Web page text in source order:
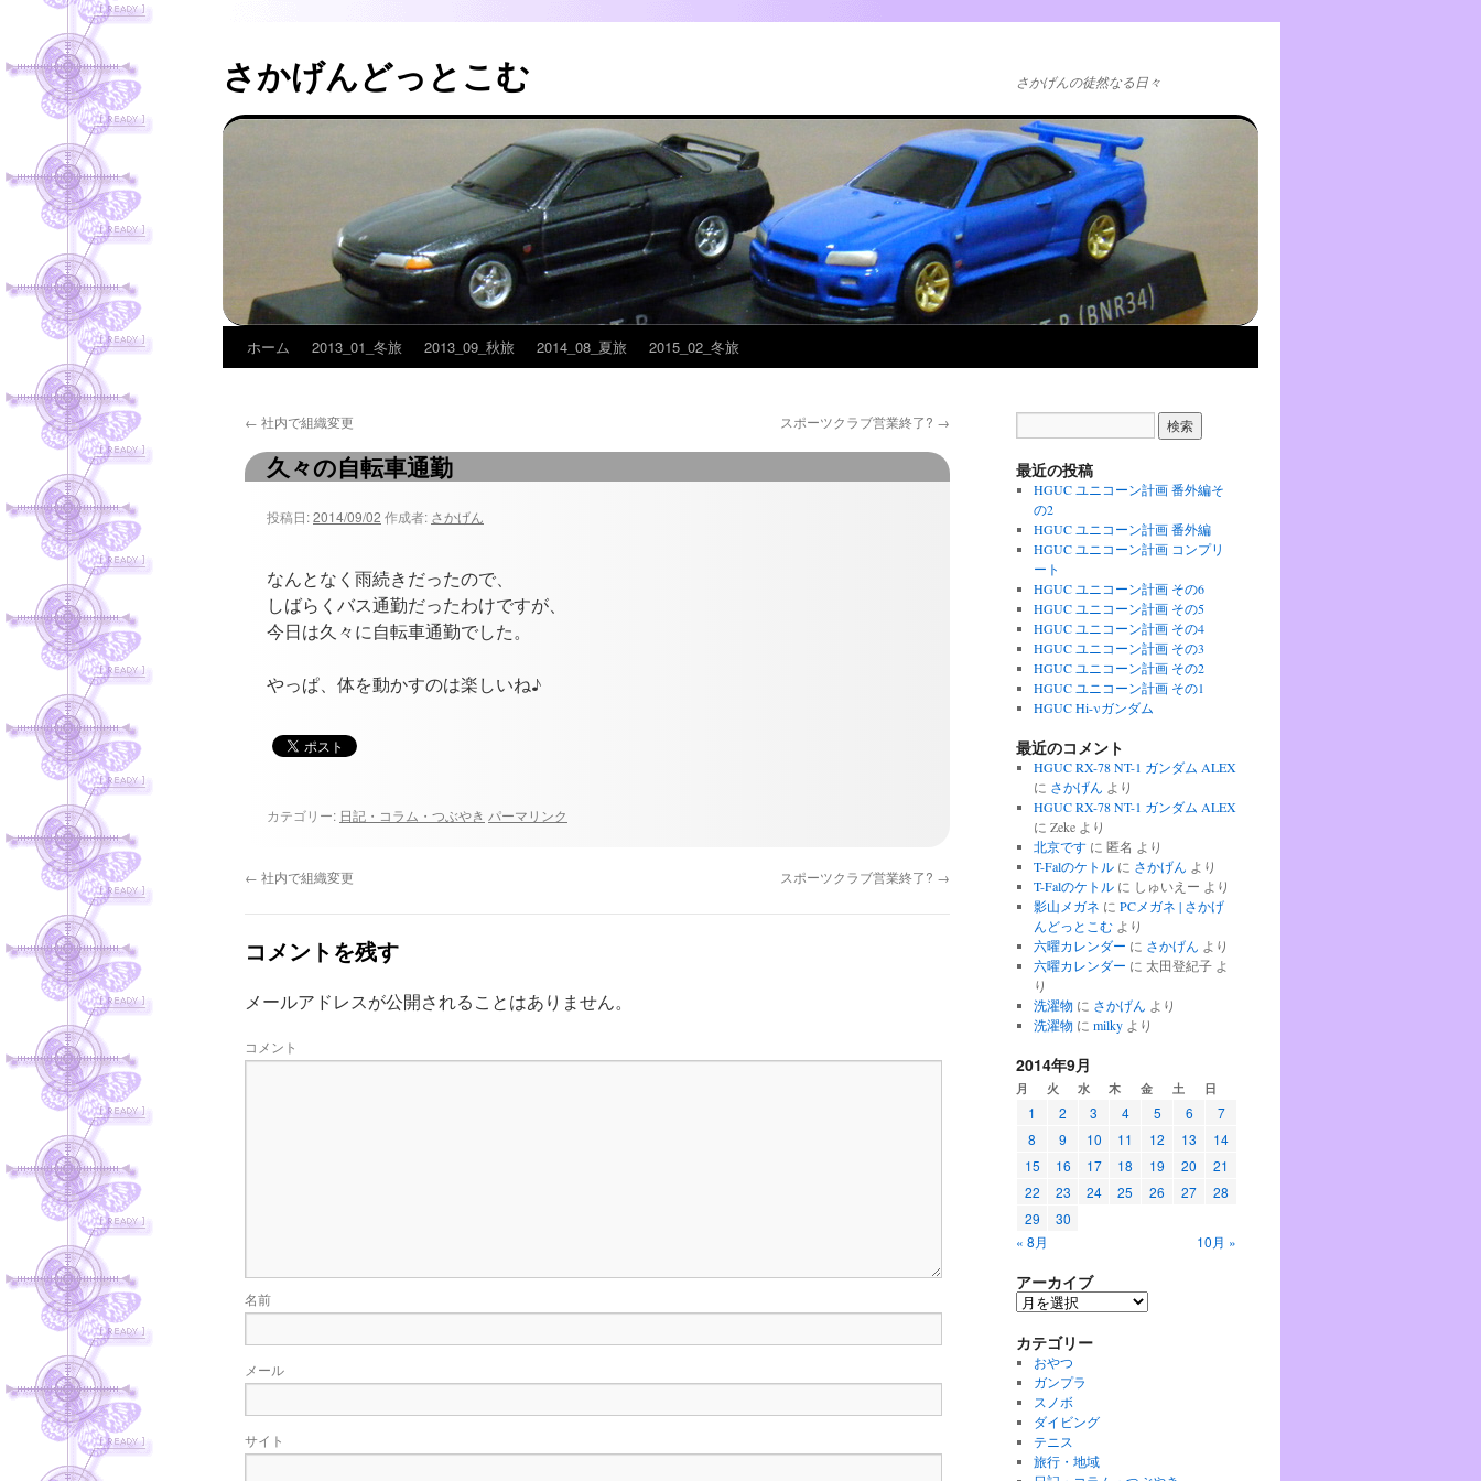
さかげんどっとこむ さかげんの徒然なる日々
テ
ン
ホーム 2013_01_冬旅 2013_09_秋旅 2014_08_夏旅 2015_02_冬旅
← 社内で組織変更 スポーツクラブ営業終了? →
久々の自転車通勤
投稿日:2014/09/02 作成者: さかげん
なんとなく雨続きだったので、
しばらくバス通勤だったわけですが、
今日は久々に自転車通勤でした。
やっぱ、体を動かすのは楽しいね♪
カテゴリー: 日記・コラム・つぶやき パーマリンク
← 社内で組織変更 スポーツクラブ営業終了? →
コメントを残す
メールアドレスが公開されることはありません。
コメント
名前
メール
サイト
最近の投稿
HGUC ユニコーン計画 番外編そ
の2
HGUC ユニコーン計画 番外編
HGUC ユニコーン計画 コンプリ
ート
HGUC ユニコーン計画 その6
HGUC ユニコーン計画 その5
HGUC ユニコーン計画 その4
HGUC ユニコーン計画 その3
HGUC ユニコーン計画 その2
HGUC ユニコーン計画 その1
HGUC Hi-νガンダム
最近のコメント
HGUC RX-78 NT-1 ガンダム ALEX
に さかげん より
HGUC RX-78 NT-1 ガンダム ALEX
に Zekeより
北京ですに 匿名 より
T-Falのケトルに さかげん より
T-Falのケトルに しゅいえー より
影山メガネ に PCメガネ | さかげ
んどっとこむより
六曜カレンダー に さかげん より
六曜カレンダー に 太田登紀子よ
り
洗濯物 に さかげん より
洗濯物 に milkyより
2014年9月
月 火 水 木 金 土 日
« 8月 10月 »
1 2 3 4 5 6
7
8
9 10 11 12 13
14
15
16 17 18 19 20
21
22
23 24 25 26 27
28
29
30
アーカイブ
ア
カ
イ
ブ
カテゴリー
おやつ
ガンプラ
スノボ
ダイビング
テニス
旅行・地域